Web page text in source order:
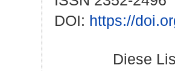
DOI: https://
Diese